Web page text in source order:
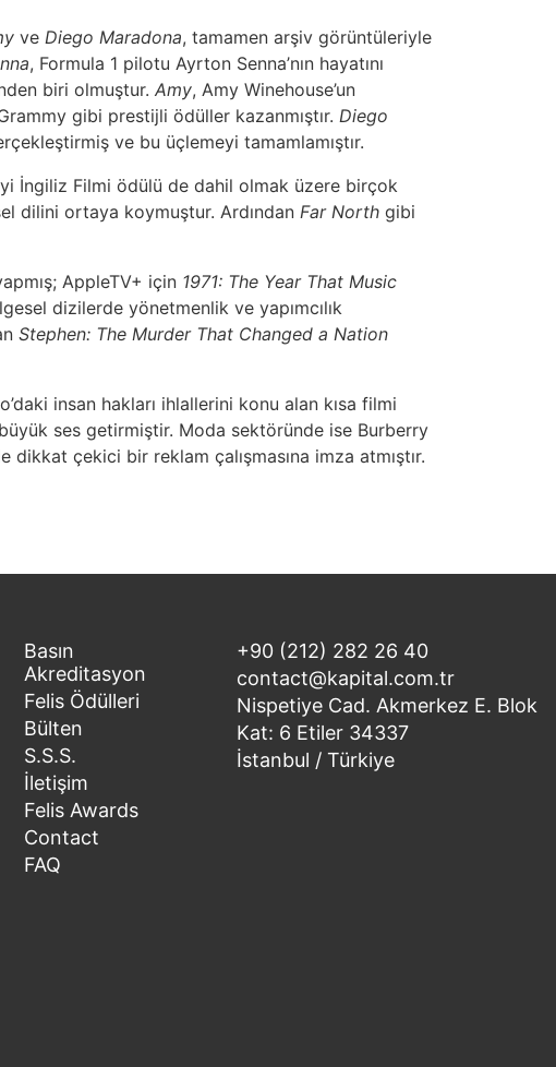
ve Diego Maradona, tamamen arşiv görüntüleriyle
, Formula 1 pilotu Ayrton Senna’nın hayatını
biri olmuştur. Amy, Amy Winehouse’un
gibi prestijli ödüller kazanmıştır. Diego
ve bu üçlemeyi tamamlamıştır.
İngiliz Filmi ödülü de dahil olmak üzere birçok
dilini ortaya koymuştur. Ardından Far North gibi
AppleTV+ için 1971: The Year That Music
dizilerde yönetmenlik ve yapımcılık
Stephen: The Murder That Changed a Nation
insan hakları ihlallerini konu alan kısa filmi
ses getirmiştir. Moda sektöründe ise Burberry
dikkat çekici bir reklam çalışmasına imza atmıştır.
Basın
Akreditasyon
Felis Ödülleri
Bülten
S.S.S.
İletişim
Felis Awards
Contact
FAQ
+90 (212) 282 26 40
contact@kapital.com.tr
Nispetiye Cad. Akmerkez E. Blok
Kat: 6 Etiler 34337
İstanbul / Türkiye